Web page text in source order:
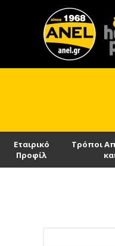
Εταιρικό
Προφίλ
Τρόποι